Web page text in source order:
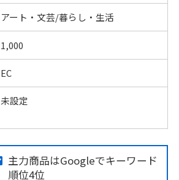
アート・文芸/暮らし・生活
1,000
EC
未設定
主力商品はGoogleでキーワード
順位4位